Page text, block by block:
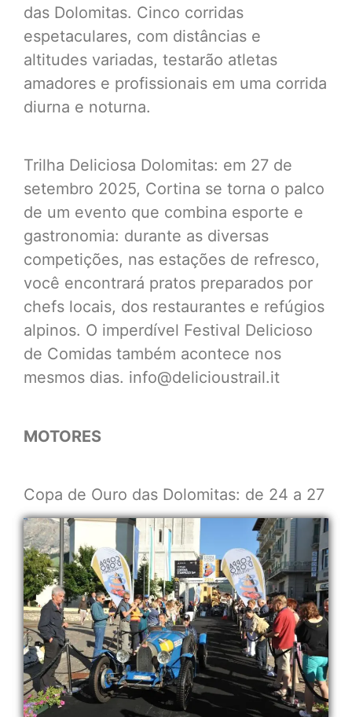
das Dolomitas. Cinco corridas
espetaculares, com distâncias e
altitudes variadas, testarão atletas
amadores e profissionais em uma corrida
diurna e noturna.
Trilha Deliciosa Dolomitas: em 27 de
setembro 2025, Cortina se torna o palco
de um evento que combina esporte e
gastronomia: durante as diversas
competições, nas estações de refresco,
você encontrará pratos preparados por
chefs locais, dos restaurantes e refúgios
alpinos. O imperdível Festival Delicioso
de Comidas também acontece nos
mesmos dias. info@delicioustrail.it
MOTORES
Copa de Ouro das Dolomitas: de 24 a 27